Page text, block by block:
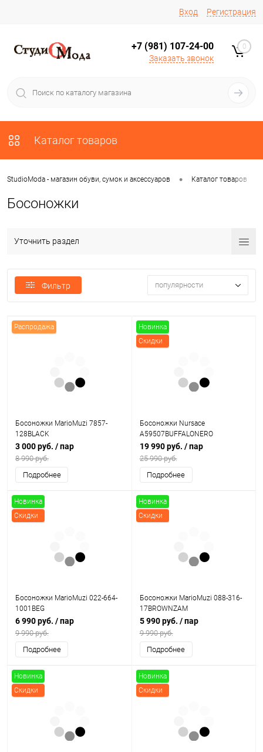
Вход Регистрация
+7 (981) 107-24-00
Заказать звонок
0
Каталог товаров
StudioModa - магазин обуви, сумок и аксессуаров • Каталог товаров
Босоножки
Уточнить раздел
Фильтр популярности
Распродажа
Босоножки MarioMuzi 7857-
128BLACK
3 000 руб. / пар
8 990 руб.
Подробнее
Новинка
Скидки
Босоножки Nursace
A59507BUFFALONERO
19 990 руб. / пар
25 990 руб.
Подробнее
Новинка
Скидки
Босоножки MarioMuzi 022-664-
1001BEG
6 990 руб. / пар
9 990 руб.
Подробнее
Новинка
Скидки
Босоножки MarioMuzi 088-316-
17BROWNZAM
5 990 руб. / пар
9 990 руб.
Подробнее
Новинка
Скидки
Новинка
Скидки